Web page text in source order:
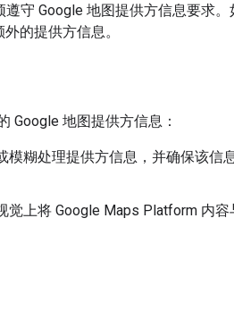
守 Google 地图提供方信息要求
的提供方信息。
Google 地图提供方信息：
模糊处理提供方信息，并确保该信
觉上将 Google Maps Platform 内